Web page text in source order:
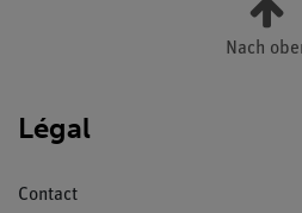
Nach
Légal
Contact